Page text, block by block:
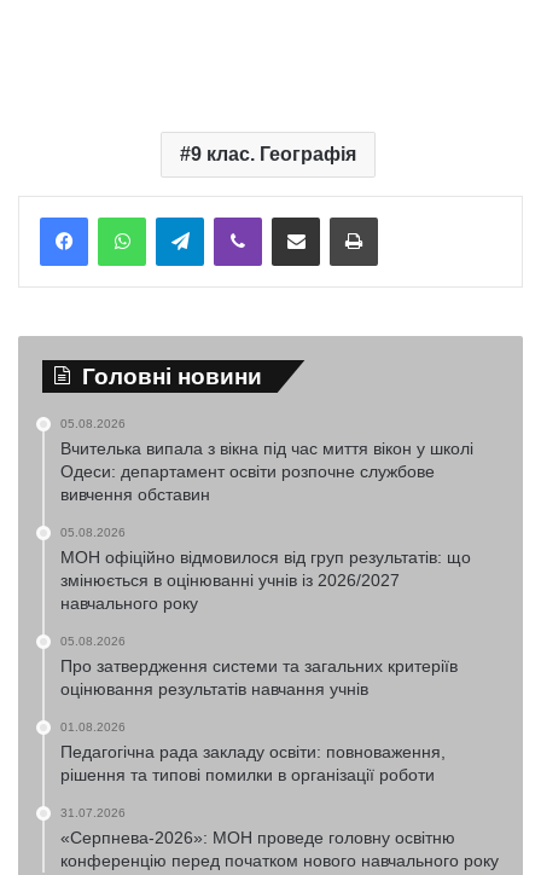
9 клас. Географія
TelegramViber Надіслати електронною поштоюНадрукувати
Головні новини
05.08.2026
Вчителька випала з вікна під час миття вікон у школі
Одеси: департамент освіти розпочне службове
вивчення обставин
05.08.2026
МОН офіційно відмовилося від груп результатів: що
змінюється в оцінюванні учнів із 2026/2027
навчального року
05.08.2026
Про затвердження системи та загальних критеріїв
оцінювання результатів навчання учнів
01.08.2026
Педагогічна рада закладу освіти: повноваження,
рішення та типові помилки в організації роботи
31.07.2026
«Серпнева-2026»: МОН проведе головну освітню
конференцію перед початком нового навчального року